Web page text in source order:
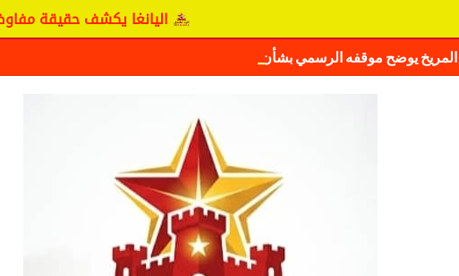
اليانغا يكشف حقيقة مفاوضات نجم المريخ
المريخ يوضح موقفه الرسمي بشأن سيكافا.